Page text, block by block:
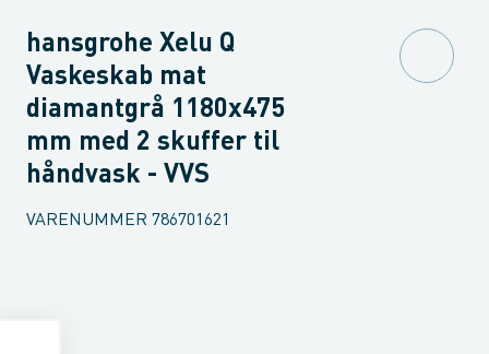
hansgrohe Xelu Q
Vaskeskab mat
diamantgrå 1180x475
mm med 2 skuffer til
håndvask - VVS
VARENUMMER 786701621